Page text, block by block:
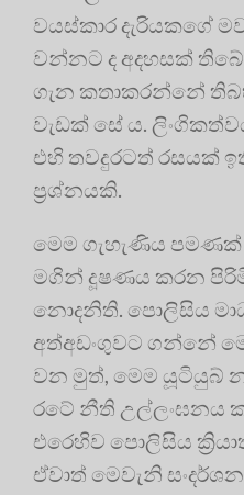
වයස්කාර දැරියකගේ
වන්නට ද අදහසක්
ගැන කතාකරන්නේ
වැඩක් සේ ය.
එහි තවදුරටත් රසයක්
ප්‍රශ්නයකි.
මෙම ගැහැණිය
මගින් දූෂණය කරන
නොදනිති. පොලිසිය
අත්අඩංගුවට ගන්නේ
වන මුත්, මෙම යූටියුබ්
රටේ නීති උල්ලංඝනය
එරෙහිව පොලිසිය
ඒවාත් මෙවැනි